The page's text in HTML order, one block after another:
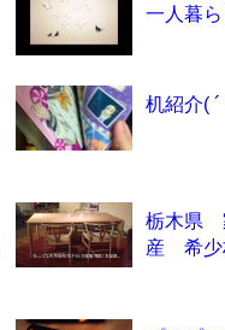
一人暮
机紹介(
栃木県
産 希少